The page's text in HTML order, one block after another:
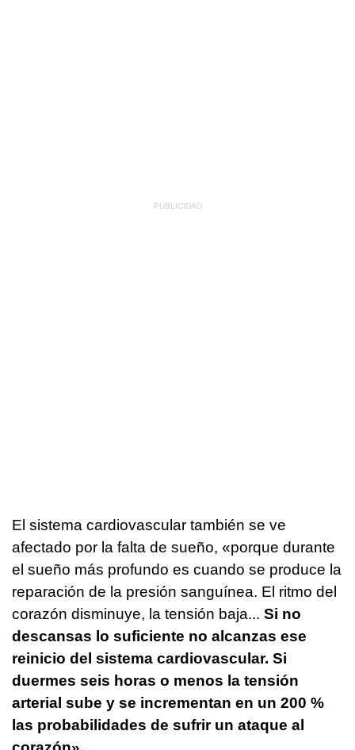
El sistema cardiovascular también se ve
afectado por la falta de sueño, «porque durante
el sueño más profundo es cuando se produce la
reparación de la presión sanguínea. El ritmo del
corazón disminuye, la tensión baja... Si no
descansas lo suficiente no alcanzas ese
reinicio del sistema cardiovascular. Si
duermes seis horas o menos la tensión
arterial sube y se incrementan en un 200 %
las probabilidades de sufrir un ataque al